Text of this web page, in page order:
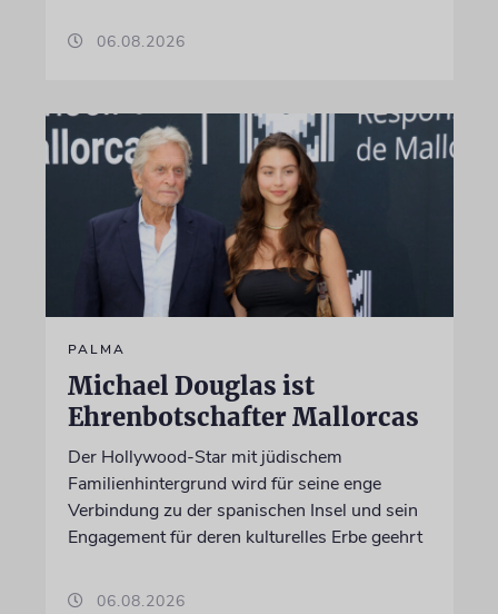
06.08.2026
PALMA
Michael Douglas ist
Ehrenbotschafter Mallorcas
Der Hollywood-Star mit jüdischem
Familienhintergrund wird für seine enge
Verbindung zu der spanischen Insel und sein
Engagement für deren kulturelles Erbe geehrt
06.08.2026